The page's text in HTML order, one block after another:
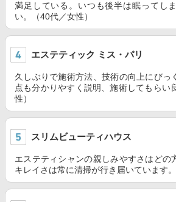
満足している。いつも後半は眠ってし
い。（40代／女性）
エステティック ミス・パリ
久しぶりで施術方法、技術の向上にびっ
点も分かりやすく説明、施術してもらい
性）
スリムビューティハウス
エステティシャンの親しみやすさはどの
キレイさは常に清掃が行き届いています